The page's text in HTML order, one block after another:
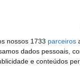
nossos 1733 parceiros
dados pessoais,
e conteúdos